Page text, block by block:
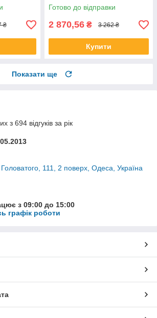
₴
Готово до відправки
2 870,56 ₴ 3 262 ₴
Купити
Показати ще
з 694 відгуків за рік
111, 2 поверх, Одеса, Україна
з 09:00 до 15:00
графік роботи